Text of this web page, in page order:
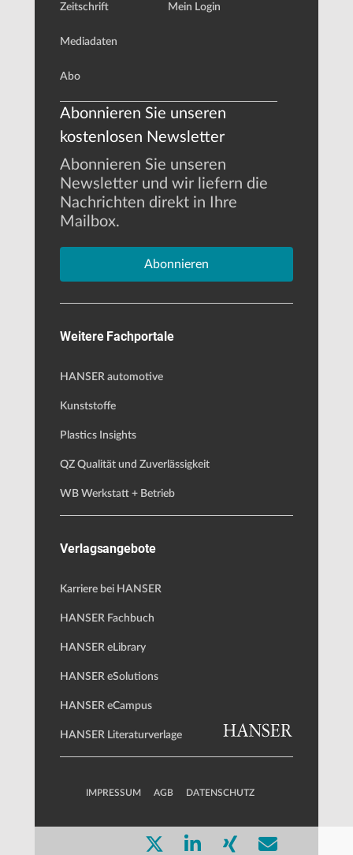
Zeitschrift
Mediadaten
Abo
Mein Login
Abonnieren Sie unseren
kostenlosen Newsletter
Abonnieren Sie unseren
Newsletter und wir liefern die
Nachrichten direkt in Ihre
Mailbox.
Abonnieren
Weitere Fachportale
HANSER automotive
Kunststoffe
Plastics Insights
QZ Qualität und Zuverlässigkeit
WB Werkstatt + Betrieb
Verlagsangebote
Karriere bei HANSER
HANSER Fachbuch
HANSER eLibrary
HANSER eSolutions
HANSER eCampus
HANSER Literaturverlage
IMPRESSUM AGB DATENSCHUTZ